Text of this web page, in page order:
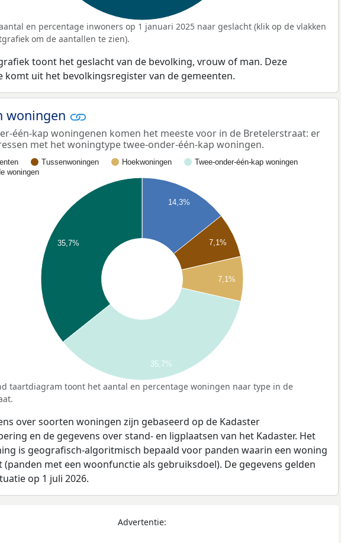
en percentage inwoners op 1 januari 2025 naar geslacht (klik op de vlakken
om de aantallen te zien).
toont het geslacht van de bevolking, vrouw of man. Deze
komt uit het bevolkingsregister van de gemeenten.
woningen
één-kap woningenen komen het meeste voor in de Bretelerstraat: er
met het woningtype twee-onder-één-kap woningen.
Tussenwoningen Hoekwoningen
Twee-onder-één-kap woningen
woningen
14,3%
7,1%
7,1%
35,7%
35,7%
taartdiagram toont het aantal en percentage woningen naar type in de
over soorten woningen zijn gebaseerd op de Kadaster
en de gegevens over stand- en ligplaatsen van het Kadaster. Het
is geografisch-algoritmisch bepaald voor panden waarin een woning
(panden met een woonfunctie als gebruiksdoel). De gegevens gelden
op 1 juli 2026.
Advertentie: